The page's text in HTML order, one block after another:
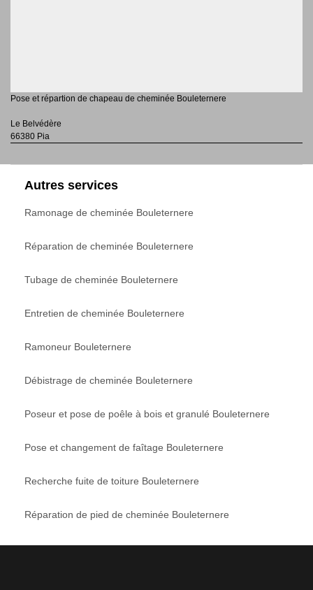
Pose et répartion de chapeau de cheminée Bouleternere
Le Belvédère
66380 Pia
Autres services
Ramonage de cheminée Bouleternere
Réparation de cheminée Bouleternere
Tubage de cheminée Bouleternere
Entretien de cheminée Bouleternere
Ramoneur Bouleternere
Débistrage de cheminée Bouleternere
Poseur et pose de poêle à bois et granulé Bouleternere
Pose et changement de faîtage Bouleternere
Recherche fuite de toiture Bouleternere
Réparation de pied de cheminée Bouleternere